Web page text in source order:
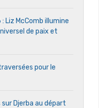
Liz McComb illumine
de paix et
pour le
Djerba au départ